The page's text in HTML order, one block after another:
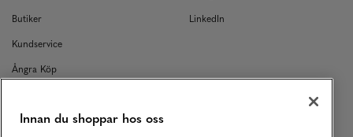
Butiker
Kundservice
Ångra Köp
Returer
LinkedIn
Innan du shoppar hos oss